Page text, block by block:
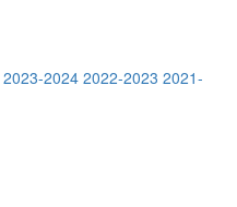
2023-2024 2022-2023 2021-